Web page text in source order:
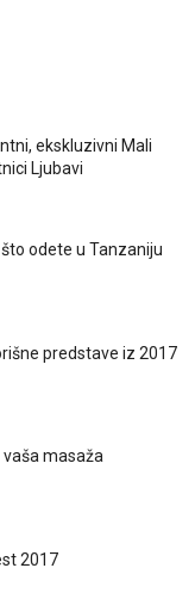
ekskluzivni Mali
Ljubavi
odete u Tanzaniju
predstave iz 2017
vaša masaža
2017